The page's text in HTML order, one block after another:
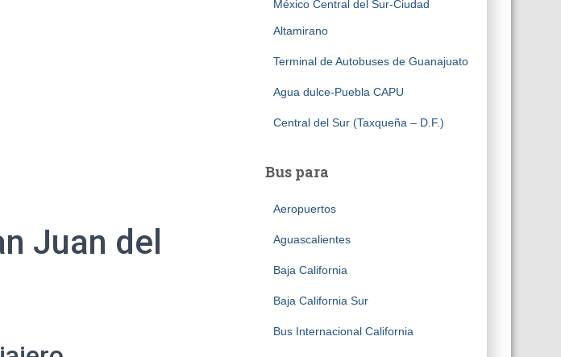
Juan del
México Central del Sur-Ciudad
Altamirano
Terminal de Autobuses de Guanajuato
Agua dulce-Puebla CAPU
Central del Sur (Taxqueña – D.F.)
Bus para
Aeropuertos
Aguascalientes
Baja California
Baja California Sur
Bus Internacional California